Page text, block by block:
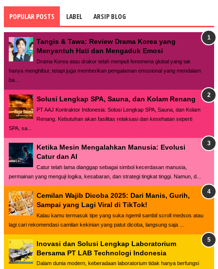
POPULAR POSTS LABEL ARSIP BLOG
Tangis & Tawa: Review Drama Korea yang
Menyentuh Hati dan Mengaduk Emosi
Drama Korea atau drakor telah menjadi fenomena global yang tak
hanya menghibur, tetapi juga memberikan pengalaman emosional yang mendalam
ba...
Solusi Lengkap SPA, Sauna, dan Kolam Renang
PT AAJ Kontraktor Indonesia: Solusi Lengkap SPA, Sauna, dan Kolam
Renang. Kebutuhan akan fasilitas relaksasi dan kesehatan seperti
SPA, sa...
Ketika Mesin Mengalahkan Manusia: Evolusi
Catur dan AI
Catur telah lama dianggap sebagai simbol kecerdasan manusia,
permainan yang menguji logika, kesabaran, dan strategi tingkat tinggi. Namun, d...
Cemilan Wajib Dicoba 2025: Dari Manis, Gurih,
Sampai yang Lagi Viral di TikTok!
Kalau kamu termasuk tipe yang suka ngemil sambil scroll medsos atau
lagi cari rekomendasi camilan kekinian yang patut dicoba, langsung saja ...
Inovasi dan Solusi Lengkap Laboratorium
Bersama PT LAB Technologi Indonesia
Dalam dunia modern, keberadaan laboratorium tidak hanya berfungsi